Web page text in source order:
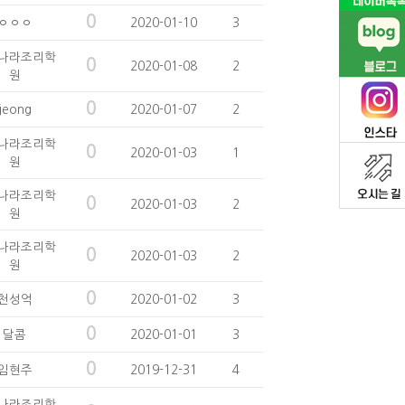
ㅇㅇㅇ 0 2020-01-10 3
라조리학
원
0 2020-01-08 2
jeong 0 2020-01-07 2
라조리학
원
0 2020-01-03 1
라조리학
원
0 2020-01-03 2
라조리학
원
0 2020-01-03 2
성억 0 2020-01-02 3
달콤 0 2020-01-01 3
현주 0 2019-12-31 4